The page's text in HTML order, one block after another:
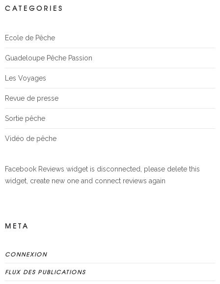
CATEGORIES
Ecole de Pêche
Guadeloupe Pêche Passion
Les Voyages
Revue de presse
Sortie pêche
Vidéo de pêche
Facebook Reviews widget is disconnected, please delete this
widget, create new one and connect reviews again
META
CONNEXION
FLUX DES PUBLICATIONS